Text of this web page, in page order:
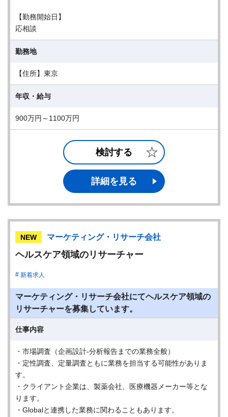
【勤務開始日】
応相談
勤務地
【住所】東京
年収・給与
900万円～1100万円
検討する
詳細を見る
NEW マーケティング・リサーチ会社
ヘルスケア領域のリサーチャー
新着求人
マーケティング・リサーチ会社にてヘルスケア領域の
リサーチャーを募集しています。
仕事内容
・市場調査（企画設計-分析報告までの業務全般）
・定性調査、定量調査ともに業務を担当する可能性がありま
す。
・クライアント企業は、製薬会社、医療機器メーカー等とな
ります。
・Globalと連携した業務に関わることもあります。